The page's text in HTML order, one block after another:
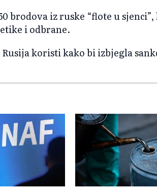
brodova iz ruske “flote u
i odbrane.
koristi kako bi izbjegla